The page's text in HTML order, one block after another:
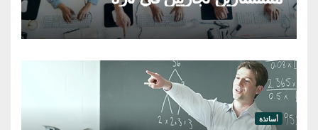
أساتذة